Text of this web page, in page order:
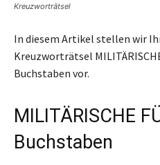
Kreuzworträtsel
In diesem Artikel stellen wir
Kreuzworträtsel
Buchstaben vor.
MILITÄRISCHE
Buchstaben